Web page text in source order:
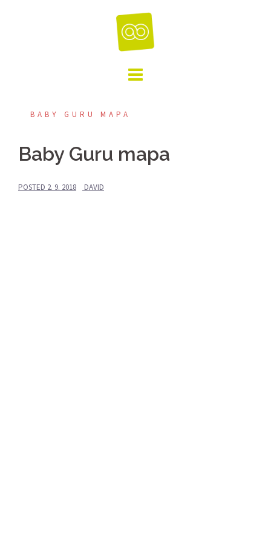
BABY GURU MAPA
Baby Guru mapa
POSTED 2. 9. 2018 DAVID